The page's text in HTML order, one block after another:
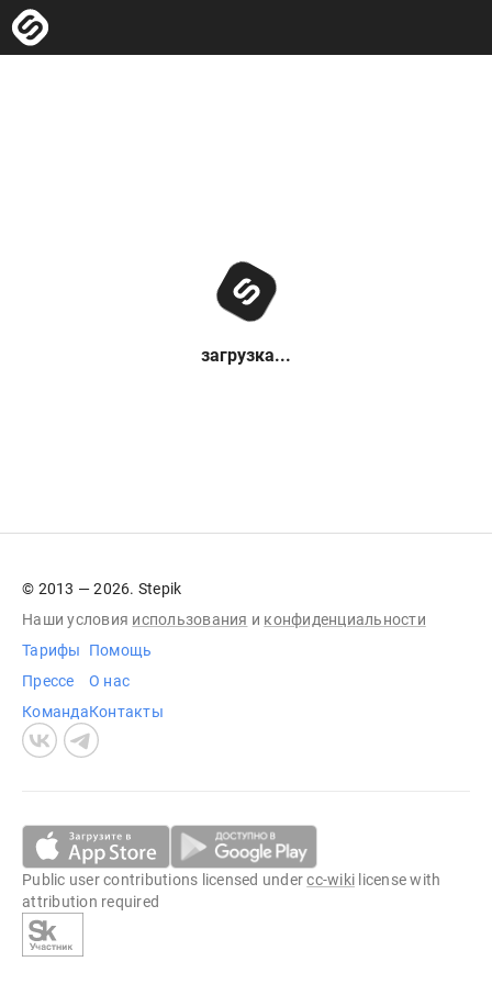
загрузка...
© 2013 — 2026. Stepik
Наши условия использования и конфиденциальности
Тарифы
Прессе
Команда
Помощь
О нас
Контакты
Public user contributions licensed undercc-wiki license with
attribution required